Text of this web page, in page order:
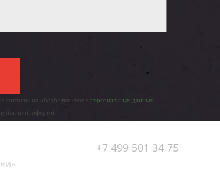
на обработку своих персональных данных
офертой.
+7 499 501 34 75